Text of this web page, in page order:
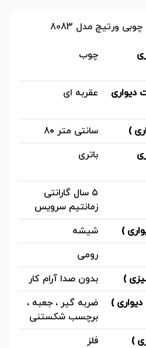
ورتیچ مدل 8083
چوب
دیواری
عقربه ای
)
سانتی متر 80
باتری
۵ سال گارانتی
زمانتیم سرویس
)
شیشه
رومی
)
بدون صدا آرام کار
)
ضربه گیر ، جعبه ،
برچسب شکستنی
)
فلز